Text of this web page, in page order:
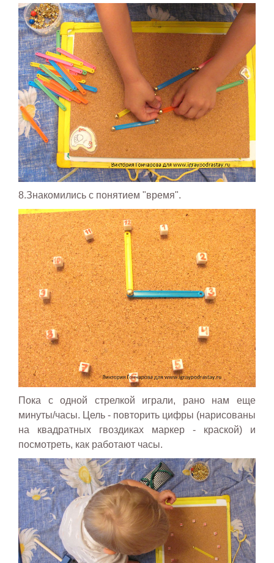
8.Знакомились с понятием "время".
Пока с одной стрелкой играли, рано нам еще
минуты/часы. Цель - повторить цифры (нарисованы
на квадратных гвоздиках маркер - краской) и
посмотреть, как работают часы.